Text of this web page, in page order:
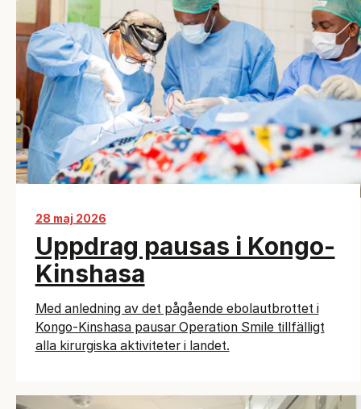
28 maj 2026
Uppdrag pausas i Kongo-
Kinshasa
Med anledning av det pågående ebolautbrottet i
Kongo-Kinshasa pausar Operation Smile tillfälligt
alla kirurgiska aktiviteter i landet.